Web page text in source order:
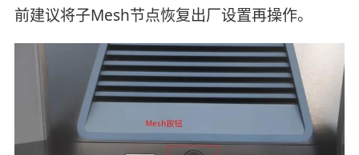
前建议将子Mesh节点恢复出厂设置再操作。